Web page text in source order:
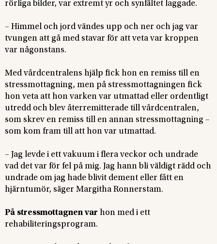
rörliga bilder, var extremt yr och synfältet laggade.
– Himmel och jord vändes upp och ner och jag var
tvungen att gå med stavar för att veta var kroppen
var någonstans.
Med vårdcentralens hjälp fick hon en remiss till en
stressmottagning, men på stressmottagningen fick
hon veta att hon varken var utmattad eller ordentligt
utredd och blev återremitterade till vårdcentralen,
som skrev en remiss till en annan stressmottagning –
som kom fram till att hon var utmattad.
– Jag levde i ett vakuum i flera veckor och undrade
vad det var för fel på mig. Jag hann bli väldigt rädd och
undrade om jag hade blivit dement eller fått en
hjärntumör, säger Margitha Ronnerstam.
På stressmottagnen var hon med i ett
rehabiliteringsprogram.